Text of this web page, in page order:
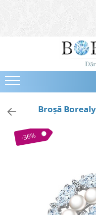
Bijuterii
Cercei
Bratari
Coliere
Brose
Tiare
Bijuterii Mirese
Broşă
-36%